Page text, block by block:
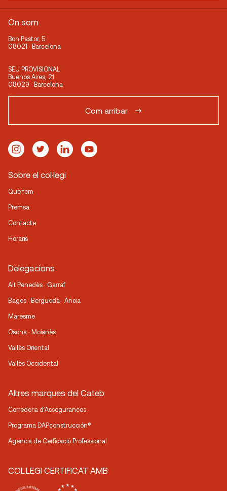
On som
Bon Pastor, 5
08021 · Barcelona
SEU PROVISIONAL
Buenos Aires, 21
08029 · Barcelona
Com arribar
Sobre el col·legi
Què fem
Premsa
Contacte
Horaris
Delegacions
Alt Penedès · Garraf
Bages · Berguedà · Anoia
Maresme
Osona · Moianès
Vallès Oriental
Vallès Occidental
Altres marques del Cateb
Corredoria d’Assegurances
Programa DAPconstrucción®
Agencia de Cerficació Professional
COL·LEGI CERTIFICAT AMB